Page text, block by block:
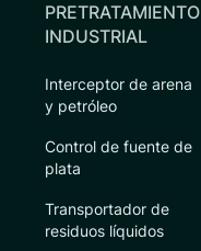
PRETRATAMIENTO
INDUSTRIAL
Interceptor de arena
y petróleo
Control de fuente de
plata
Transportador de
residuos líquidos